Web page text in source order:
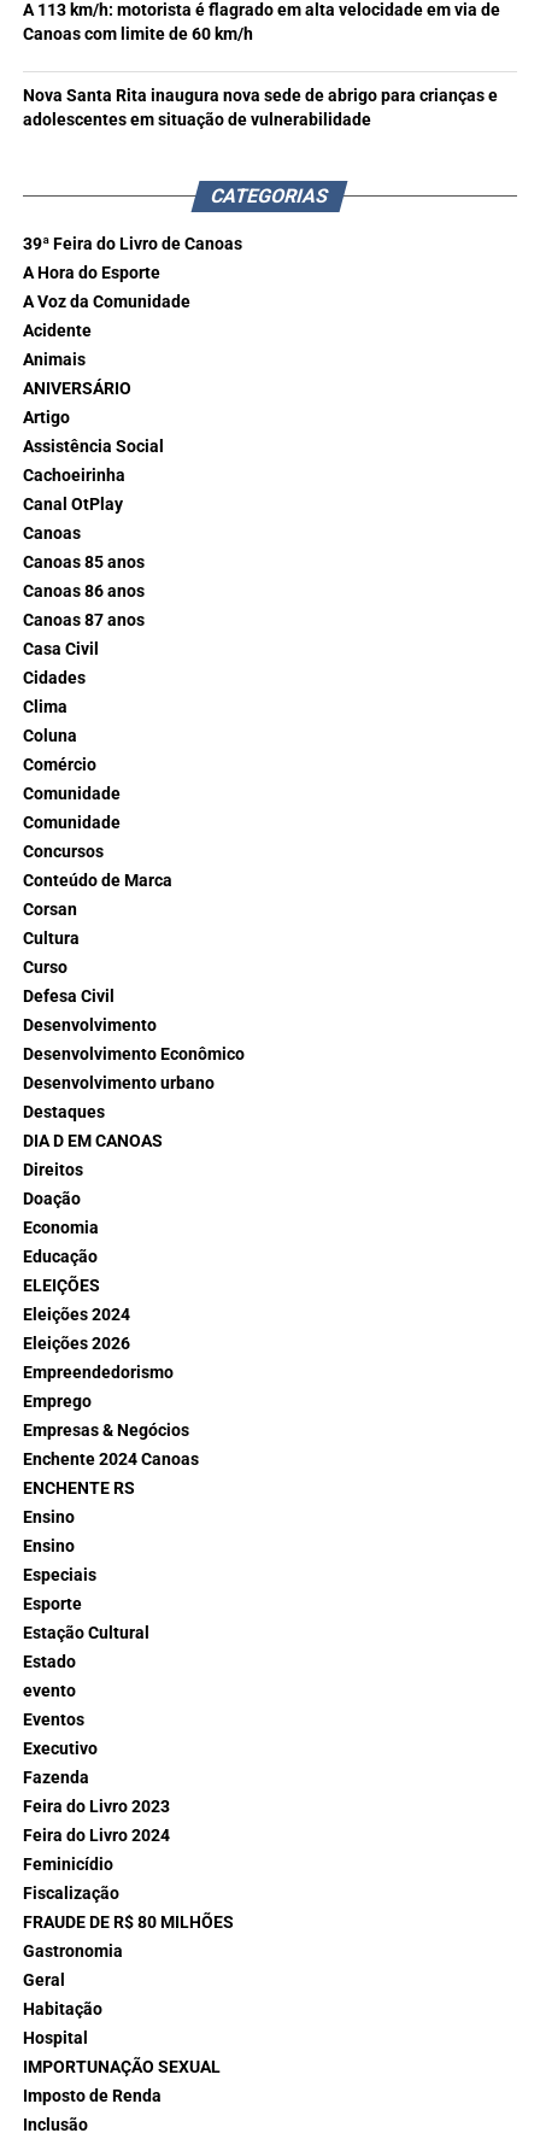
A 113 km/h: motorista é flagrado em alta velocidade em via de
Canoas com limite de 60 km/h
Nova Santa Rita inaugura nova sede de abrigo para crianças e
adolescentes em situação de vulnerabilidade
CATEGORIAS
39ª Feira do Livro de Canoas
A Hora do Esporte
A Voz da Comunidade
Acidente
Animais
ANIVERSÁRIO
Artigo
Assistência Social
Cachoeirinha
Canal OtPlay
Canoas
Canoas 85 anos
Canoas 86 anos
Canoas 87 anos
Casa Civil
Cidades
Clima
Coluna
Comércio
Comunidade
Comunidade
Concursos
Conteúdo de Marca
Corsan
Cultura
Curso
Defesa Civil
Desenvolvimento
Desenvolvimento Econômico
Desenvolvimento urbano
Destaques
DIA D EM CANOAS
Direitos
Doação
Economia
Educação
ELEIÇÕES
Eleições 2024
Eleições 2026
Empreendedorismo
Emprego
Empresas & Negócios
Enchente 2024 Canoas
ENCHENTE RS
Ensino
Ensino
Especiais
Esporte
Estação Cultural
Estado
evento
Eventos
Executivo
Fazenda
Feira do Livro 2023
Feira do Livro 2024
Feminicídio
Fiscalização
FRAUDE DE R$ 80 MILHÕES
Gastronomia
Geral
Habitação
Hospital
IMPORTUNAÇÃO SEXUAL
Imposto de Renda
Inclusão